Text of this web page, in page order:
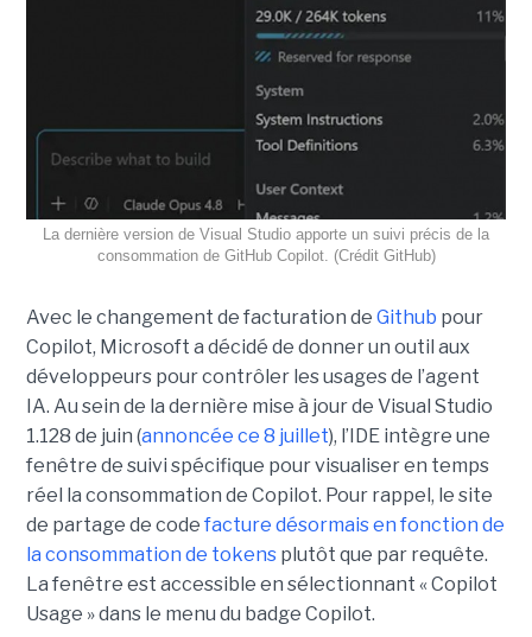
La dernière version de Visual Studio apporte un suivi précis de la
consommation de GitHub Copilot. (Crédit GitHub)
Avec le changement de facturation de Github pour
Copilot, Microsoft a décidé de donner un outil aux
développeurs pour contrôler les usages de l’agent
IA. Au sein de la dernière mise à jour de Visual Studio
1.128 de juin (annoncée ce 8 juillet), l’IDE intègre une
fenêtre de suivi spécifique pour visualiser en temps
réel la consommation de Copilot. Pour rappel, le site
de partage de code facture désormais en fonction de
la consommation de tokens plutôt que par requête.
La fenêtre est accessible en sélectionnant « Copilot
Usage » dans le menu du badge Copilot.